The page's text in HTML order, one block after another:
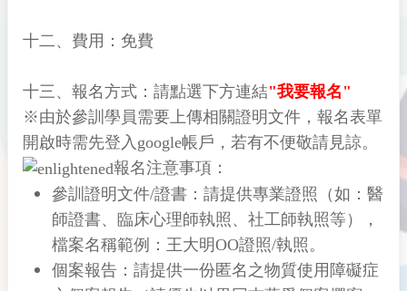
十二、費用：免費
十三、報名方式：請點選下方連結"我要報名"
※由於參訓學員需要上傳相關證明文件，報名表單
開啟時需先登入google帳戶，若有不便敬請見諒。
報名注意事項：
參訓證明文件/證書：請提供專業證照（如：醫
師證書、臨床心理師執照、社工師執照等），
檔案名稱範例：王大明OO證照/執照。
個案報告：請提供一份匿名之物質使用障礙症